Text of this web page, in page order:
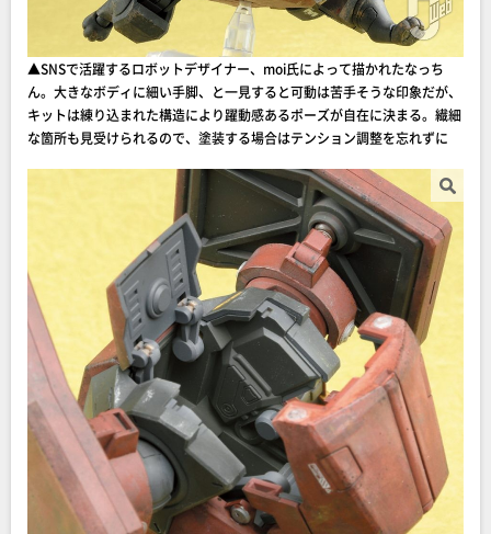
▲SNSで活躍するロボットデザイナー、moi氏によって描かれたなっち
ん。大きなボディに細い手脚、と一見すると可動は苦手そうな印象だが、
キットは練り込まれた構造により躍動感あるポーズが自在に決まる。繊細
な箇所も見受けられるので、塗装する場合はテンション調整を忘れずに